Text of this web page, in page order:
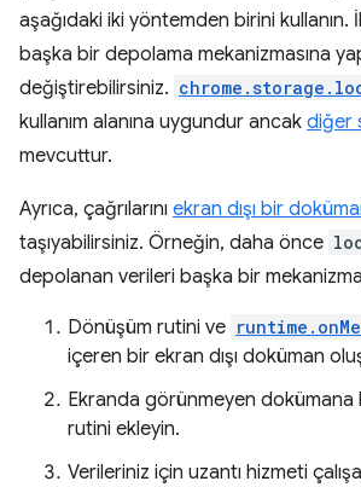
aşağıdaki iki yöntemden birini kullanın.
başka bir depolama mekanizmasına
değiştirebilirsiniz.
kullanım alanına uygundur ancak diğer
mevcuttur.
Ayrıca, çağrılarını ekran dışı bir
taşıyabilirsiniz. Örneğin, daha önce
depolanan verileri başka bir
Dönüşüm rutini ve
içeren bir ekran dışı doküman
Ekranda görünmeyen
rutini ekleyin.
Verileriniz için uzantı hizmeti